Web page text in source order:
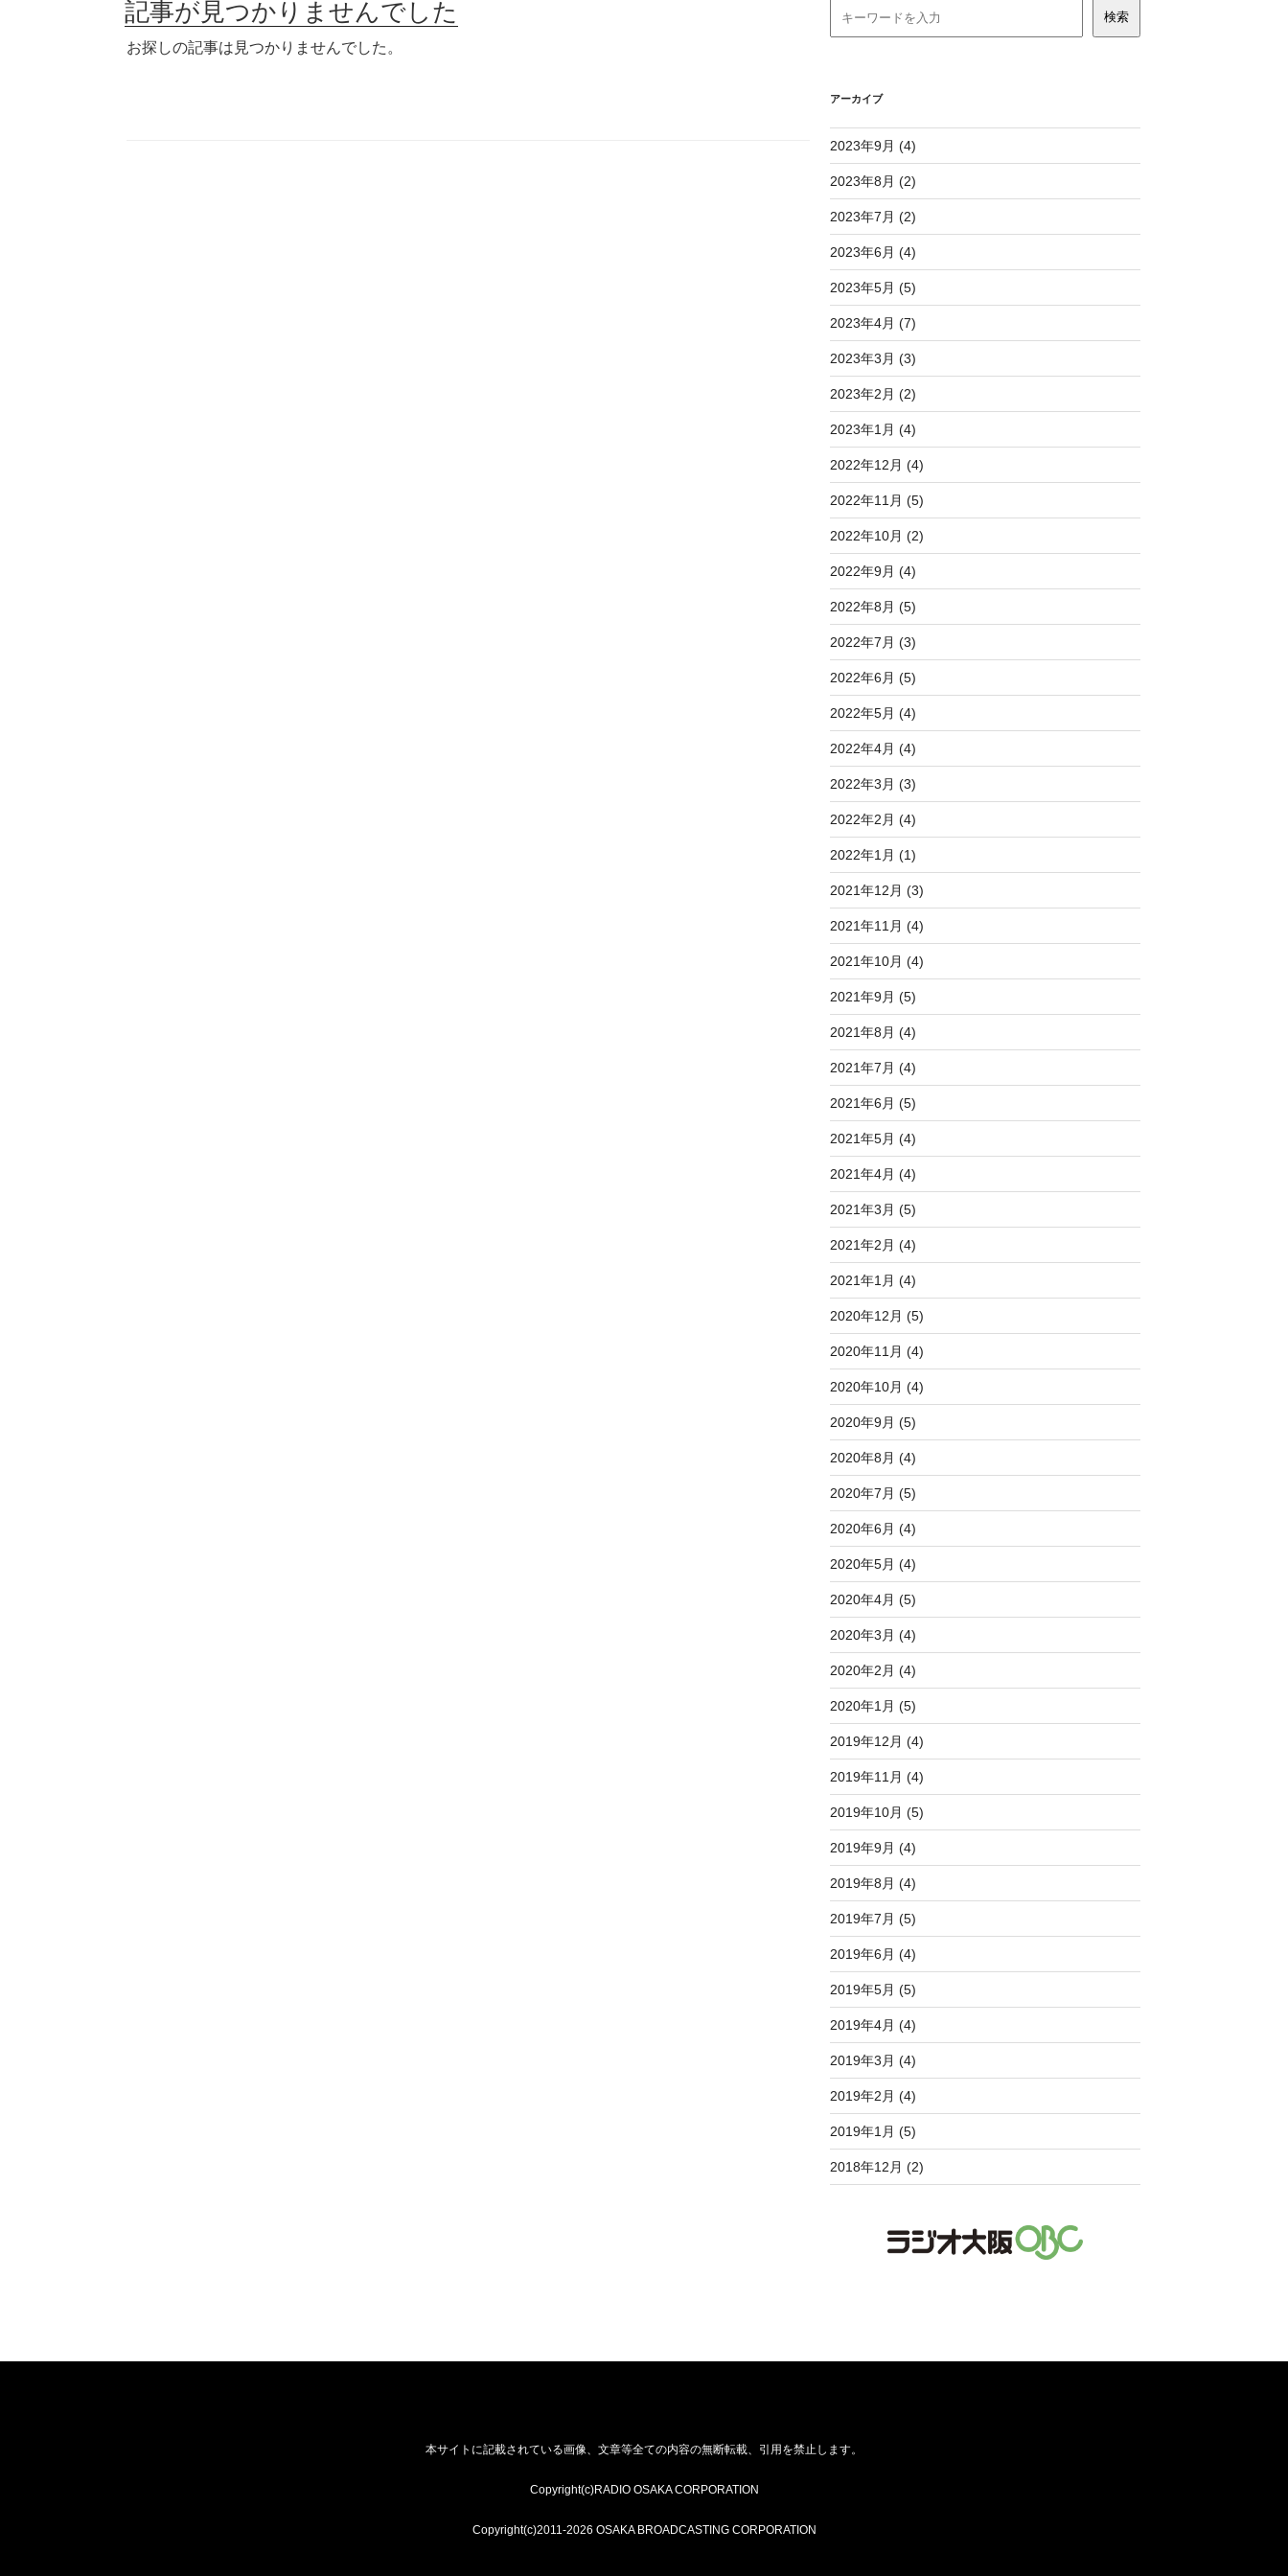
記事が見つかりませんでした
お探しの記事は見つかりませんでした。
アーカイブ
2023年9月 (4)
2023年8月 (2)
2023年7月 (2)
2023年6月 (4)
2023年5月 (5)
2023年4月 (7)
2023年3月 (3)
2023年2月 (2)
2023年1月 (4)
2022年12月 (4)
2022年11月 (5)
2022年10月 (2)
2022年9月 (4)
2022年8月 (5)
2022年7月 (3)
2022年6月 (5)
2022年5月 (4)
2022年4月 (4)
2022年3月 (3)
2022年2月 (4)
2022年1月 (1)
2021年12月 (3)
2021年11月 (4)
2021年10月 (4)
2021年9月 (5)
2021年8月 (4)
2021年7月 (4)
2021年6月 (5)
2021年5月 (4)
2021年4月 (4)
2021年3月 (5)
2021年2月 (4)
2021年1月 (4)
2020年12月 (5)
2020年11月 (4)
2020年10月 (4)
2020年9月 (5)
2020年8月 (4)
2020年7月 (5)
2020年6月 (4)
2020年5月 (4)
2020年4月 (5)
2020年3月 (4)
2020年2月 (4)
2020年1月 (5)
2019年12月 (4)
2019年11月 (4)
2019年10月 (5)
2019年9月 (4)
2019年8月 (4)
2019年7月 (5)
2019年6月 (4)
2019年5月 (5)
2019年4月 (4)
2019年3月 (4)
2019年2月 (4)
2019年1月 (5)
2018年12月 (2)
本サイトに記載されている画像、文章等全ての内容の無断転載、引用を禁止します。
Copyright(c)RADIO OSAKA CORPORATION
Copyright(c)2011-2026 OSAKA BROADCASTING CORPORATION